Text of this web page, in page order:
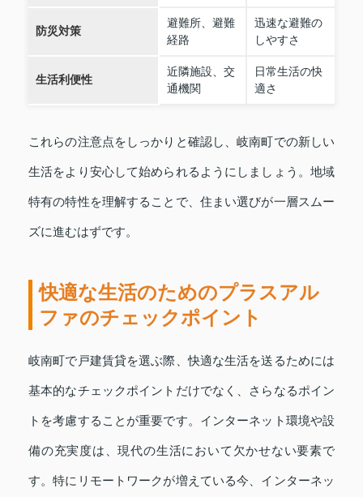
防災対策
避難所、避難
経路
迅速な避難の
しやすさ
生活利便性
近隣施設、交
通機関
日常生活の快
適さ
これらの注意点をしっかりと確認し、岐南町での新しい
生活をより安心して始められるようにしましょう。地域
特有の特性を理解することで、住まい選びが一層スムー
ズに進むはずです。
快適な生活のためのプラスアル
ファのチェックポイント
岐南町で戸建賃貸を選ぶ際、快適な生活を送るためには
基本的なチェックポイントだけでなく、さらなるポイン
トを考慮することが重要です。インターネット環境や設
備の充実度は、現代の生活において欠かせない要素で
す。特にリモートワークが増えている今、インターネッ